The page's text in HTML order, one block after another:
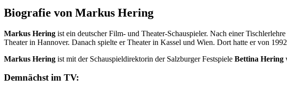
Biografie von Markus Hering
Markus Hering ist ein deutscher Film- und Theater-Schauspieler. Nach einer
Theater in Hannover. Danach spielte er Theater in Kassel und Wien. Dort hatte er von
Markus Hering ist mit der Schauspieldirektorin der Salzburger Festspiele Bettina Hering
Demnächst im TV: